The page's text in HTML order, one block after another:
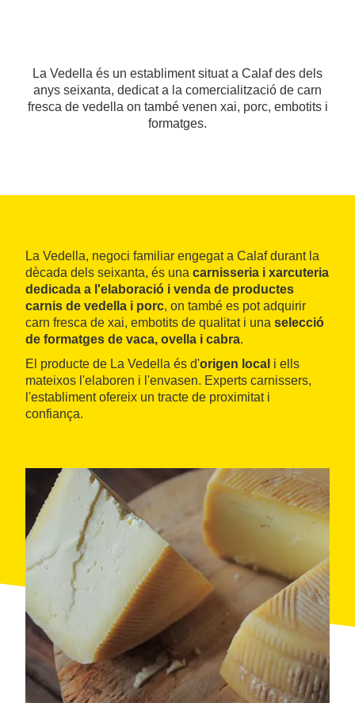
La Vedella és un establiment situat a Calaf des dels
anys seixanta, dedicat a la comercialització de carn
fresca de vedella on també venen xai, porc, embotits i
formatges.
La Vedella, negoci familiar engegat a Calaf durant la
dècada dels seixanta, és una carnisseria i xarcuteria
dedicada a l'elaboració i venda de productes
carnis de vedella i porc, on també es pot adquirir
carn fresca de xai, embotits de qualitat i una selecció
de formatges de vaca, ovella i cabra.
El producte de La Vedella és d'origen local i ells
mateixos l'elaboren i l'envasen. Experts carnissers,
l'establiment ofereix un tracte de proximitat i
confiança.